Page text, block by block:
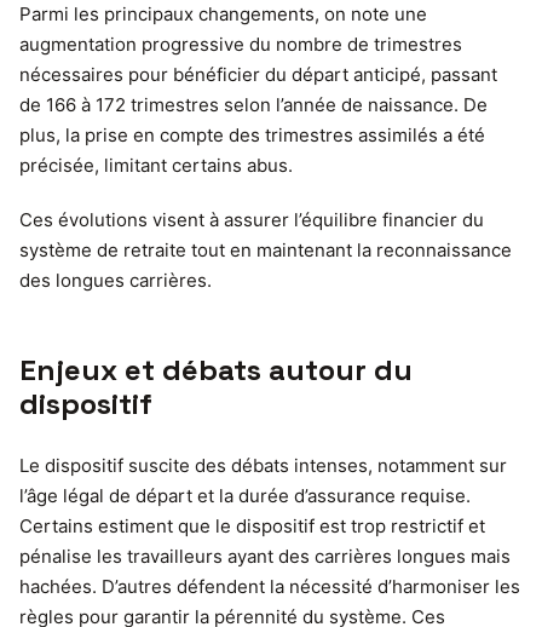
Parmi les principaux changements, on note une
augmentation progressive du nombre de trimestres
nécessaires pour bénéficier du départ anticipé, passant
de 166 à 172 trimestres selon l’année de naissance. De
plus, la prise en compte des trimestres assimilés a été
précisée, limitant certains abus.
Ces évolutions visent à assurer l’équilibre financier du
système de retraite tout en maintenant la reconnaissance
des longues carrières.
Enjeux et débats autour du
dispositif
Le dispositif suscite des débats intenses, notamment sur
l’âge légal de départ et la durée d’assurance requise.
Certains estiment que le dispositif est trop restrictif et
pénalise les travailleurs ayant des carrières longues mais
hachées. D’autres défendent la nécessité d’harmoniser les
règles pour garantir la pérennité du système. Ces